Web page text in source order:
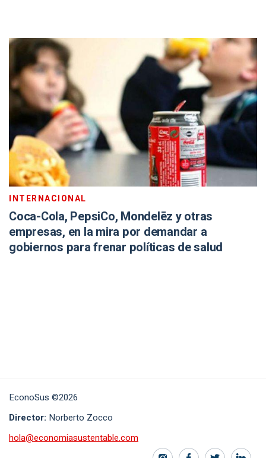
INTERNACIONAL
Coca-Cola, PepsiCo, Mondelēz y otras
empresas, en la mira por demandar a
gobiernos para frenar políticas de salud
EconoSus ©2026
Director: Norberto Zocco
hola@economiasustentable.com